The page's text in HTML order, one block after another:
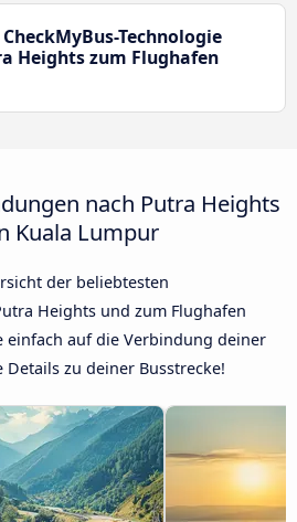
Technologie
Heights zum Flughafen
nach Putra Heights
Kuala Lumpur
der beliebtesten
Heights und zum Flughafen
einfach auf die Verbindung deiner
zu deiner Busstrecke!